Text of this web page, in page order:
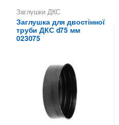
Заглушки ДКС
Заглушка для двостінної
труби ДКС d75 мм
023075